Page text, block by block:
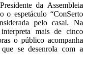
da Assembleia
o espetáculo “ConSerto
pelo casal. Na
mais de cinco
o público acompanha
se desenrola com a